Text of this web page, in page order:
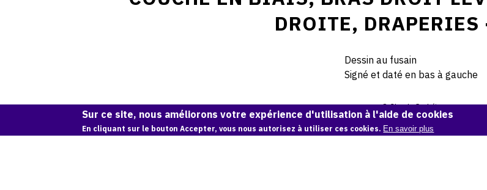
DROITE,
Dessin au fusain
Signé et daté en bas à gauche
© Claude Grobéty
Demande d'information
Sur ce site, nous améliorons votre expérience d'utilisation à l'aide de cookies
En cliquant sur le bouton Accepter, vous nous autorisez à utiliser ces cookies. En savoir plus